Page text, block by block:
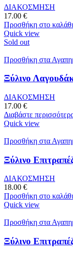
ΔΙΑΚΟΣΜΗΣΗ
17.00 €
Προσθήκη στο καλάθι
Quick view
Sold out
Προσθήκη στα
Ξύλινο
ΔΙΑΚΟΣΜΗΣΗ
17.00 €
Διαβάστε
Quick view
Προσθήκη στα
Ξύλινο
ΔΙΑΚΟΣΜΗΣΗ
18.00 €
Προσθήκη στο καλάθι
Quick view
Προσθήκη στα
Ξύλινο